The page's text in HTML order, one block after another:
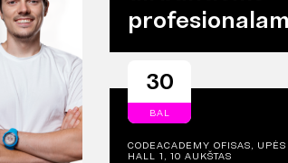
30
BAL
CODEACADEMY OFISAS,
HALL 1, 10 AUKŠTAS